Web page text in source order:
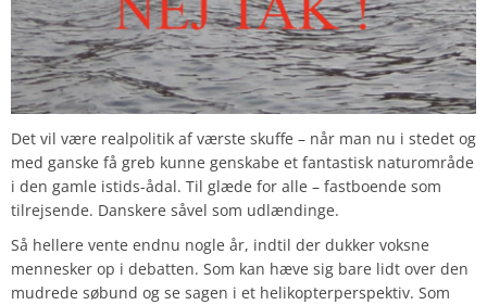
Det vil være realpolitik af værste skuffe – når man nu i stedet og
med ganske få greb kunne genskabe et fantastisk naturområde
i den gamle istids-ådal. Til glæde for alle – fastboende som
tilrejsende. Danskere såvel som udlændinge.
Så hellere vente endnu nogle år, indtil der dukker voksne
mennesker op i debatten. Som kan hæve sig bare lidt over den
mudrede søbund og se sagen i et helikopterperspektiv. Som